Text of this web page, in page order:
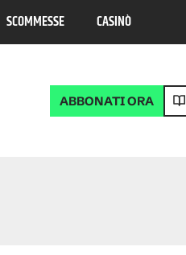
SCOMMESSE CASINÒ
ABBONATI ORA